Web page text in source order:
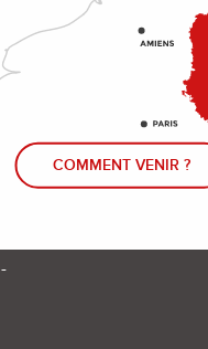
COMMENT VENIR ?